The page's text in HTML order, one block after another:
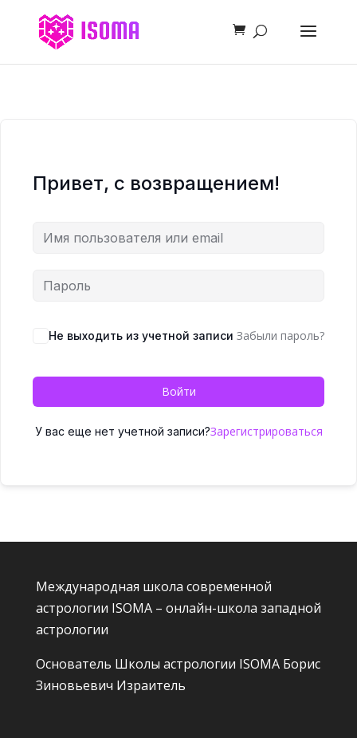
Привет, с возвращением!
Не выходить из учетной записи Забыли пароль?
Войти
У вас еще нет учетной записи?Зарегистрироваться
Международная школа современной
астрологии ISOMA – онлайн-школа западной
астрологии
Основатель Школы астрологии ISOMA Борис
Зиновьевич Израитель